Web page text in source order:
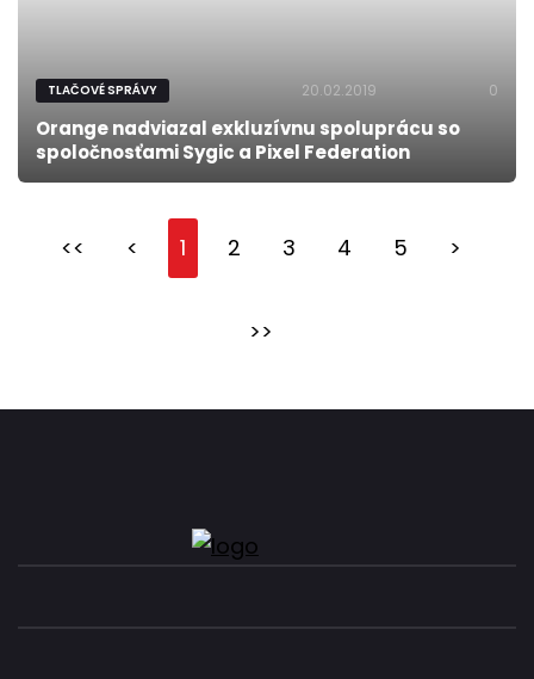
TLAČOVÉ SPRÁVY 20.02.2019 0
Orange nadviazal exkluzívnu spoluprácu so
spoločnosťami Sygic a Pixel Federation
<< < 1 2 3 4 5 >
>>